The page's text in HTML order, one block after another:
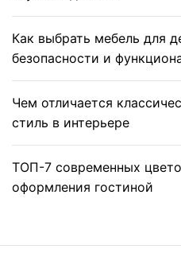
Как выбрать мебель для
безопасности и
Чем отличается
стиль в интерьере
ТОП-7 современных
оформления гостиной